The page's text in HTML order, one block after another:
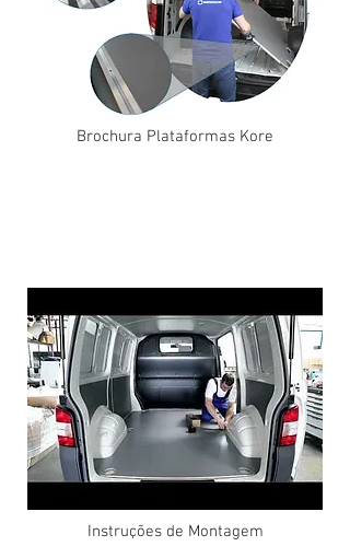
Brochura Plataformas Kore
Instruções de Montagem